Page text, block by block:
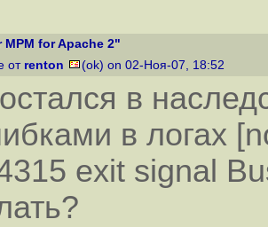
MPM for Apache 2"
от renton (ok) on 02-Ноя-07, 18:52
в
в логах
exit signal